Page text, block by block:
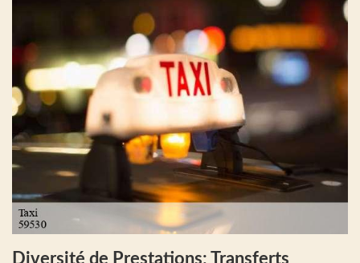
Diversité de Prestations: Transferts